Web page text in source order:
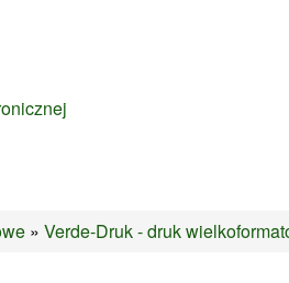
» Verde-Druk - druk